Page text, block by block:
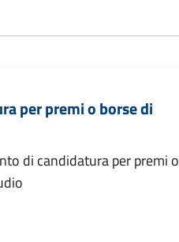
per premi o borse di
di candidatura per premi o